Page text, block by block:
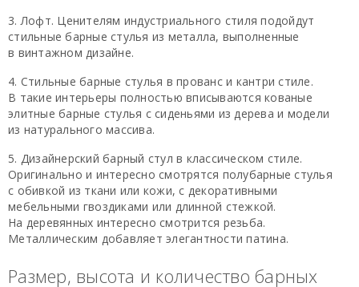
Лофт. Ценителям индустриального стиля подойдут
стильные барные стулья из металла, выполненные
в винтажном дизайне.
Стильные барные стулья в прованс и кантри стиле.
В такие интерьеры полностью вписываются кованые
элитные барные стулья с сиденьями из дерева и модели
из натурального массива.
Дизайнерский барный стул в классическом стиле.
Оригинально и интересно смотрятся полубарные стулья
с обивкой из ткани или кожи, с декоративными
мебельными гвоздиками или длинной стежкой.
На деревянных интересно смотрится резьба.
Металлическим добавляет элегантности патина.
Размер, высота и количество барных